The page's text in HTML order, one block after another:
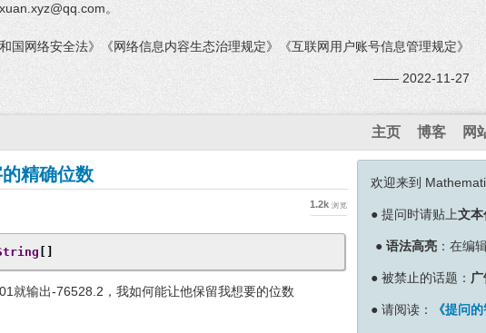
。
和国网络安全法》《网络信息内容生态治理规定》《互联网用户账号信息管理规定》
—— 2022-11-27
网
博客
主页
欢迎来到
● 提问时请贴上文本
● 语法高亮 ：在编
● 被禁止的话题：
● 请阅读： 《提问的
精确位数
1.2k 浏览
就输出-76528.2，我如何能让他保留我想要的位数